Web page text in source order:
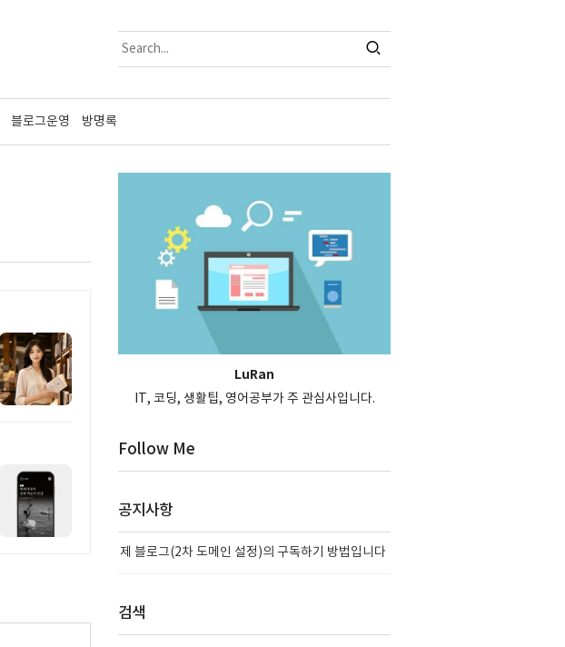
블로그운영 방명록
LuRan
IT, 코딩, 생활팁, 영어공부가 주 관심사입니다.
Follow Me
공지사항
제 블로그(2차 도메인 설정)의 구독하기 방법입니다
검색